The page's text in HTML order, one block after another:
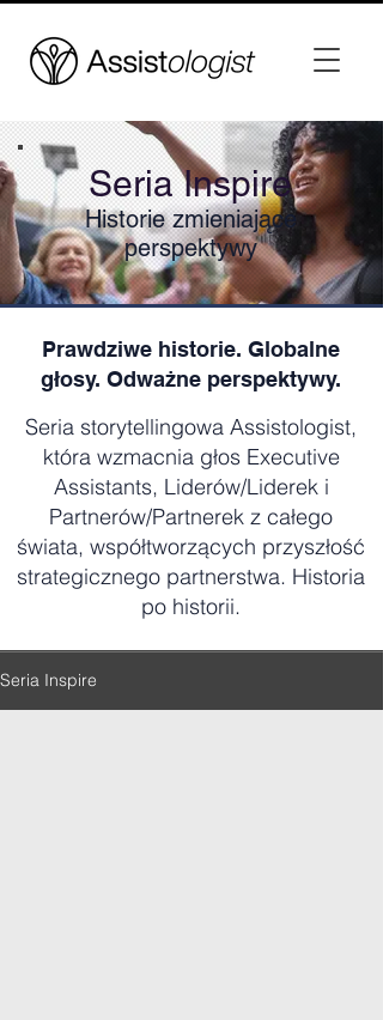
Seria Inspire
Historie zmieniające
perspektywy
Prawdziwe historie. Globalne
głosy. Odważne perspektywy.
Seria storytellingowa Assistologist,
która wzmacnia głos Executive
Assistants, Liderów/Liderek i
Partnerów/Partnerek z całego
świata, współtworzących przyszłość
strategicznego partnerstwa. Historia
po historii.
Seria Inspire